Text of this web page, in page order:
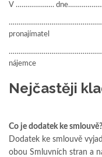
V …………….….
pronajímatel
nájemce
Nejčastěji
Co je dodatek ke smlouvě?
Dodatek ke smlouvě
obou Smluvních stran a